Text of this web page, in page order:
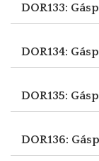
DOR133:
DOR134:
DOR135:
DOR136: